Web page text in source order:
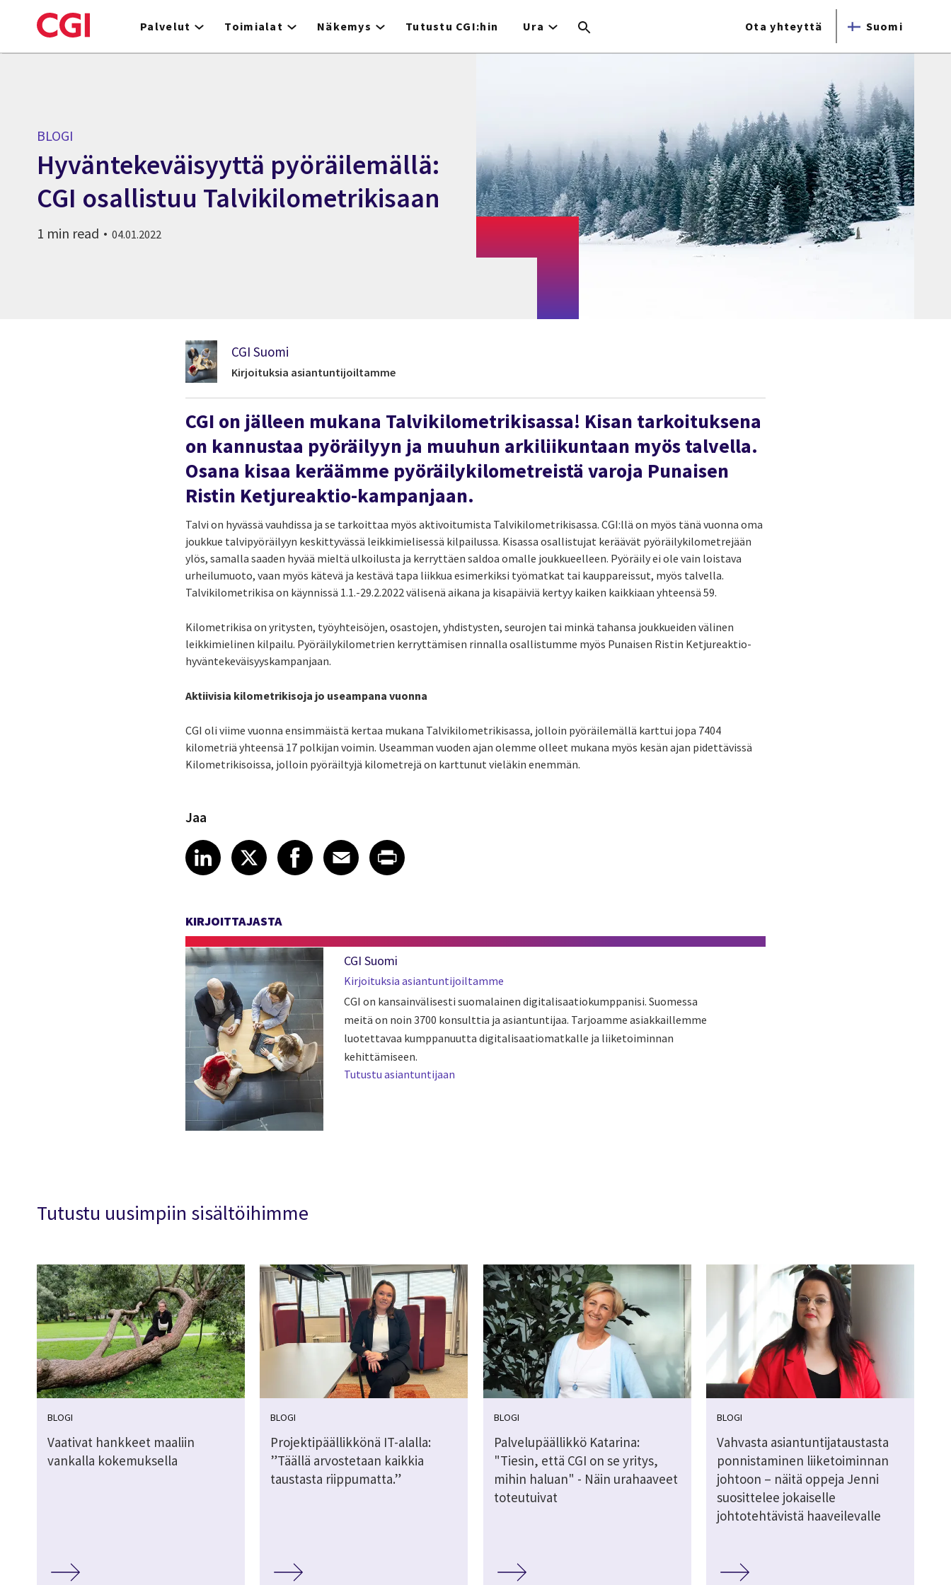
to
Palvelut Toimialat Näkemys Tutustu CGI:hin Ura Ota yhteyttä Suomi
BLOGI
Hyväntekeväisyyttä pyöräilemällä:
CGI osallistuu Talvikilometrikisaan
1 min read 04.01.2022
CGI Suomi
Kirjoituksia asiantuntijoiltamme
CGI on jälleen mukana Talvikilometrikisassa! Kisan tarkoituksena
on kannustaa pyöräilyyn ja muuhun arkiliikuntaan myös talvella.
Osana kisaa keräämme pyöräilykilometreistä varoja Punaisen
Ristin Ketjureaktio-kampanjaan.
Talvi on hyvässä vauhdissa ja se tarkoittaa myös aktivoitumista Talvikilometrikisassa. CGI:llä on myös tänä vuonna oma
joukkue talvipyöräilyyn keskittyvässä leikkimielisessä kilpailussa. Kisassa osallistujat keräävät pyöräilykilometrejään
ylös, samalla saaden hyvää mieltä ulkoilusta ja kerryttäen saldoa omalle joukkueelleen. Pyöräily ei ole vain loistava
urheilumuoto, vaan myös kätevä ja kestävä tapa liikkua esimerkiksi työmatkat tai kauppareissut, myös talvella.
Talvikilometrikisa on käynnissä 1.1.-29.2.2022 välisenä aikana ja kisapäiviä kertyy kaiken kaikkiaan yhteensä 59.
Kilometrikisa on yritysten, työyhteisöjen, osastojen, yhdistysten, seurojen tai minkä tahansa joukkueiden välinen
leikkimielinen kilpailu. Pyöräilykilometrien kerryttämisen rinnalla osallistumme myös Punaisen Ristin Ketjureaktio-
hyväntekeväisyyskampanjaan.
Aktiivisia kilometrikisoja jo useampana vuonna
CGI oli viime vuonna ensimmäistä kertaa mukana Talvikilometrikisassa, jolloin pyöräilemällä karttui jopa 7404
kilometriäyhteensä 17 polkijan voimin. Useamman vuoden ajan olemme olleet mukana myös kesänajan pidettävissä
Kilometrikisoissa, jolloin pyöräiltyjä kilometrejä on karttunut vieläkin enemmän.
Jaa
Share article on LinkedIn
LinkedIn
Share article on X
XShare article on Facebook
Facebook
Share article on Email
Email
Share article on Print
KIRJOITTAJASTA
CGI Suomi
Kirjoituksia asiantuntijoiltamme
CGI on kansainvälisesti suomalainen digitalisaatiokumppanisi. Suomessa
meitä on noin 3700 konsulttia ja asiantuntijaa. Tarjoamme asiakkaillemme
luotettavaa kumppanuutta digitalisaatiomatkalle ja liiketoiminnan
kehittämiseen.
Tutustu asiantuntijaan
Tutustu uusimpiin sisältöihimme
BLOGI
Vaativat hankkeet maaliin
vankalla kokemuksella
BLOGI
Projektipäällikkönä IT-alalla:
”Täällä arvostetaan kaikkia
taustasta riippumatta.”
BLOGI
Palvelupäällikkö Katarina:
"Tiesin, että CGI on se yritys,
mihin haluan" - Näin urahaaveet
toteutuivat
BLOGI
Vahvasta asiantuntijataustasta
ponnistaminen liiketoiminnan
johtoon – näitä oppeja Jenni
suosittelee jokaiselle
johtotehtävistä haaveilevalle